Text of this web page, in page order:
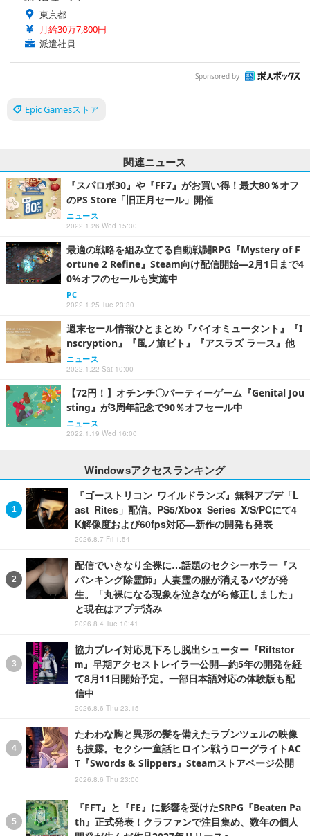
東京都
月給30万7,800円
派遣社員
Sponsored by
Epic Gamesストア
関連ニュース
『スパロボ30』や『FF7』がお買い得！最大80％オフ
のPS Store「旧正月セール」開催
ニュース
2022.1.26 Wed 15:30
最適の戦略を組み立てる自動戦闘RPG『Mystery of F
ortune 2 Refine』Steam向け配信開始―2月1日まで4
0%オフのセールも実施中
PC
2022.1.25 Tue 23:30
週末セール情報ひとまとめ『バイオミュータント』『I
nscryption』『風ノ旅ビト』『アスラズ ラース』他
ニュース
2022.1.22 Sat 10:00
【72円！】オチンチ〇パーティーゲーム『Genital Jou
sting』が3周年記念で90％オフセール中
ニュース
2022.1.19 Wed 16:00
Windowsアクセスランキング
『ゴーストリコン ワイルドランズ』無料アプデ「L
ast Rites」配信。PS5/Xbox Series X/S/PCにて4
K解像度および60fps対応―新作の開発も発表
2026.8.7 Fri 1:54
配信でいきなり全裸に…話題のセクシーホラー『ス
パンキング除霊師』人妻霊の服が消えるバグが発
生。「丸裸になる現象を泣きながら修正しました」
と現在はアプデ済み
2026.8.4 Tue 10:41
協力プレイ対応見下ろし脱出シューター『Riftstor
m』早期アクセストレイラー公開―約5年の開発を経
て8月11日開始予定。一部日本語対応の体験版も配
信中
2026.8.6 Thu 23:15
たわわな胸と異形の髪を備えたラプンツェルの映像
も披露。セクシー童話ヒロイン戦うローグライトAC
T『Swords & Slippers』Steamストアページ公開
2026.8.6 Thu 23:00
『FFT』と『FE』に影響を受けたSRPG『Beaten Pa
th』正式発表！クラファンで注目集め、数年の個人